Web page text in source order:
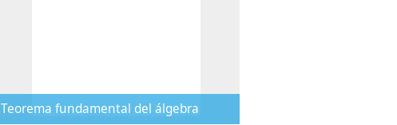
Teorema fundamental del álgebra